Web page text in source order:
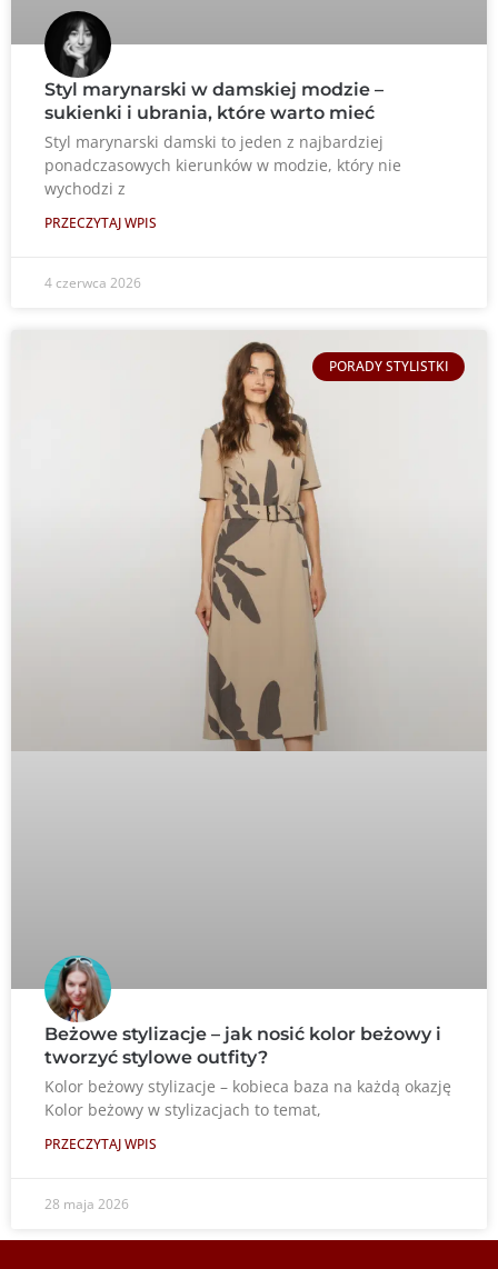
Styl marynarski w damskiej modzie –
sukienki i ubrania, które warto mieć
Styl marynarski damski to jeden z najbardziej
ponadczasowych kierunków w modzie, który nie
wychodzi z
PRZECZYTAJ WPIS
4 czerwca 2026
PORADY STYLISTKI
Beżowe stylizacje – jak nosić kolor beżowy i
tworzyć stylowe outfity?
Kolor beżowy stylizacje – kobieca baza na każdą okazję
Kolor beżowy w stylizacjach to temat,
PRZECZYTAJ WPIS
28 maja 2026